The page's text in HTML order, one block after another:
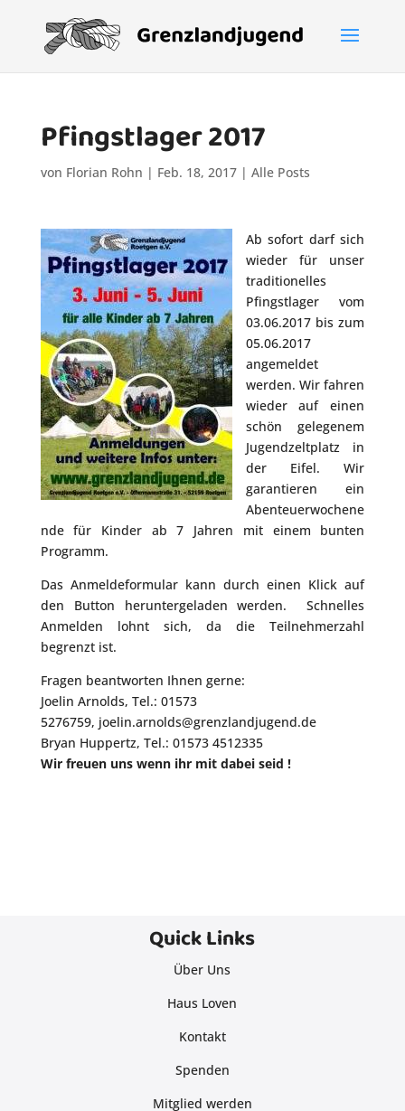
Pfingstlager 2017
von Florian Rohn | Feb. 18, 2017| Alle Posts
Ab sofort darf sich
wieder für unser
traditionelles
Pfingstlager vom
03.06.2017 bis zum
05.06.2017
angemeldet
werden. Wir fahren
wieder auf einen
schön gelegenem
Jugendzeltplatz in
der Eifel. Wir
garantieren ein
Abenteuerwochene
nde für Kinder ab 7 Jahren mit einem bunten
Programm.
Das Anmeldeformular kann durch einen Klick auf
den Button heruntergeladen werden. Schnelles
Anmelden lohnt sich, da die Teilnehmerzahl
begrenzt ist.
Fragen beantworten Ihnen gerne:
Joelin Arnolds, Tel.: 01573
5276759, joelin.arnolds@grenzlandjugend.de
Bryan Huppertz, Tel.: 01573 4512335
Wir freuen uns wenn ihr mit dabei seid !
Quick Links
Über Uns
Haus Loven
Kontakt
Spenden
Mitglied werden